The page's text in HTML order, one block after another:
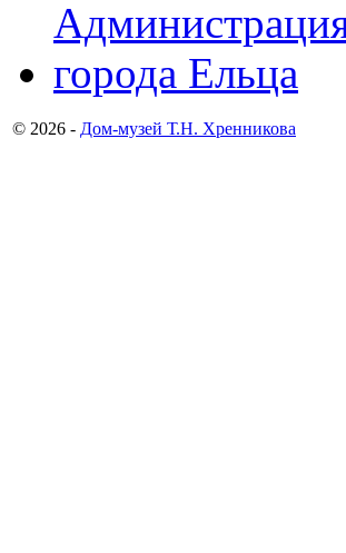
© 2026 - Дом-музей Т.Н. Хренникова